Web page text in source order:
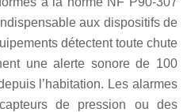
aux dispositifs de
détectent toute chute
une alerte sonore de 100
l’habitation. Les alarmes
de pression ou des